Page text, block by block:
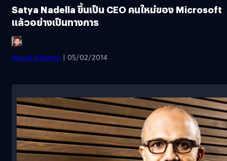
Satya Nadella ขึ้นเป็น CEO คนใหม่ของ Microsoft
แล้วอย่างเป็นทางการ
Anurat Klikrom | 05/02/2014